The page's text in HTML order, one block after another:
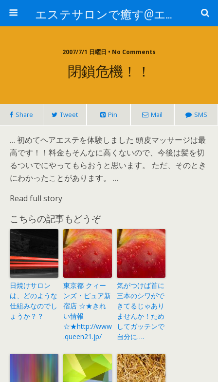
エステサロンで癒す@エステ～全国エステ情報
2007/7/1 日曜日 • No Comments
閉鎖危機！！
Share Tweet Pin Mail SMS
… 初めてヘアエステを体験しました 頭皮マッサージは最
高です！！料金もそんなに高くないので、今後は髪を切
るついでにやってもらおうと思います。 ただ、そのとき
にわかったことがあります。 …
Read full story
こちらの記事もどうぞ
日焼けサロン
は、どのような
仕組みなのでし
ょうか？？
東京都 クィー
ンズ・ピュア新
宿店 ☆★きれ
い情報
☆★http://www
.queen21.jp/
気がつけば首に
三本のシワがで
きてるじゃあり
ませんか！ため
してガッテンで
自分に….